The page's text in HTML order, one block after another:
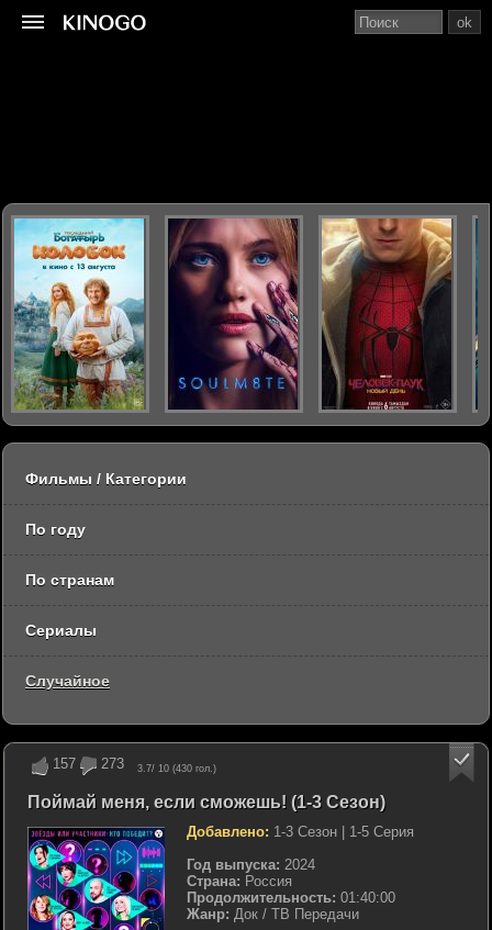
157 273 3.7/ 10 (430 гол.)
Поймай меня, если сможешь! (1-3 Сезон)
Добавлено: 1-3 Сезон | 1-5 Серия
Год выпуска: 2024
Страна: Россия
Продолжительность: 01:40:00
Жанр: Док / ТВ Передачи
ok
Фильмы / Категории
По году
По странам
Сериалы
Случайное